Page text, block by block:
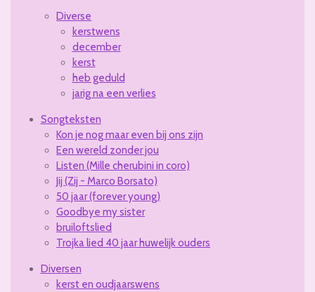
Diverse
kerstwens
december
kerst
heb geduld
jarig na een verlies
Songteksten
Kon je nog maar even bij ons zijn
Een wereld zonder jou
Listen (Mille cherubini in coro)
Jij (Zij - Marco Borsato)
50 jaar (forever young)
Goodbye my sister
bruiloftslied
Trojka lied 40 jaar huwelijk ouders
Diversen
kerst en oudjaarswens